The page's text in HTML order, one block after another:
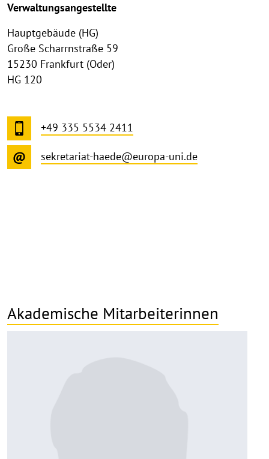
Verwaltungsangestellte
Hauptgebäude (HG)
Große Scharrnstraße 59
15230 Frankfurt (Oder)
HG 120
+49 335 5534 2411
sekretariat-haede@europa-uni.de
Akademische Mitarbeiterinnen